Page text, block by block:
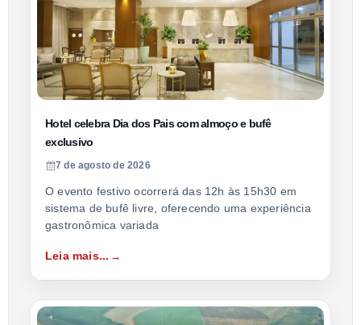
Hotel celebra Dia dos Pais com almoço e bufê
exclusivo
7 de agosto de 2026
O evento festivo ocorrerá das 12h às 15h30 em
sistema de bufê livre, oferecendo uma experiência
gastronômica variada
Leia mais...